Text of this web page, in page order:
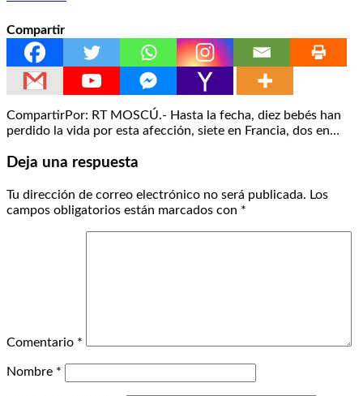
Compartir
CompartirPor: RT MOSCÚ.- Hasta la fecha, diez bebés han
perdido la vida por esta afección, siete en Francia, dos en…
Deja una respuesta
Tu dirección de correo electrónico no será publicada. Los
campos obligatorios están marcados con *
Comentario *
Nombre *